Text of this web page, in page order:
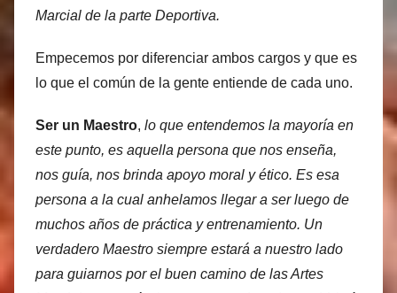
Marcial de la parte Deportiva.
Empecemos por diferenciar ambos cargos y que es
lo que el común de la gente entiende de cada uno.
Ser un Maestro, lo que entendemos la mayoría en
este punto, es aquella persona que nos enseña,
nos guía, nos brinda apoyo moral y ético. Es esa
persona a la cual anhelamos llegar a ser luego de
muchos años de práctica y entrenamiento. Un
verdadero Maestro siempre estará a nuestro lado
para guiarnos por el buen camino de las Artes